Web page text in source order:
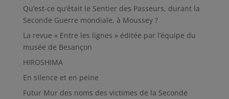
Qu’est-ce qu’était le Sentier des Passeurs, durant la
Seconde Guerre mondiale, à Moussey ?
La revue « Entre les lignes » éditée par l’équipe du
musée de Besançon
HIROSHIMA
En silence et en peine
Futur Mur des noms des victimes de la Seconde